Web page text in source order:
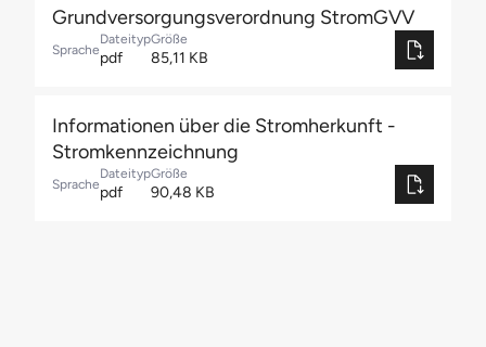
Grundversorgungsverordnung StromGVV
Sprache
Dateityp
pdf
Größe
85,11 KB
Informationen über die Stromherkunft -
Stromkennzeichnung
Sprache
Dateityp
pdf
Größe
90,48 KB